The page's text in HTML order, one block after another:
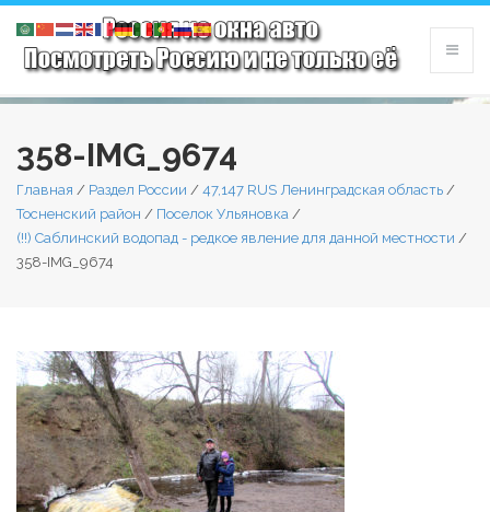
358-IMG_9674
Главная / Раздел России / 47,147 RUS Ленинградская область /
Тосненский район / Поселок Ульяновка /
(!!) Саблинский водопад - редкое явление для данной местности /
358-IMG_9674